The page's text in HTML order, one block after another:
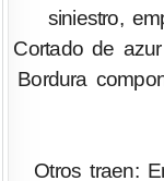
siniestro,
Cortado de
Bordura
Otros traen: